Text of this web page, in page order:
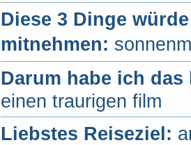
Diese 3 Dinge
mitnehmen:
Darum habe ich
einen traurigen film
Liebstes Reiseziel: